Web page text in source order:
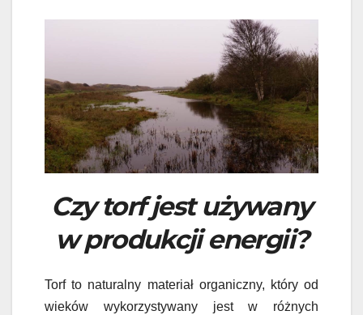
Czy torf jest używany
w produkcji energii?
Torf to naturalny materiał organiczny, który od
wieków wykorzystywany jest w różnych